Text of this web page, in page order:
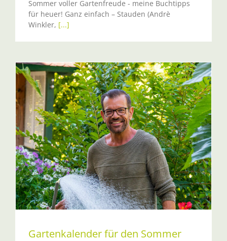
Sommer voller Gartenfreude - meine Buchtipps
für heuer! Ganz einfach – Stauden (Andrè
Winkler, [...]
Gartenkalender für den Sommer